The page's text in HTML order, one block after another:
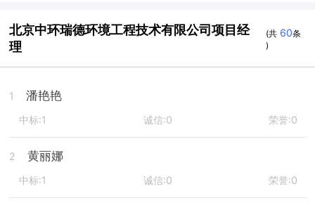
北京中环瑞德环境工程技术有限公司项目经
理
(共 60条
)
1 潘艳艳
中标:1 诚信:0 荣誉:0
2 黄丽娜
中标:1 诚信:0 荣誉:0